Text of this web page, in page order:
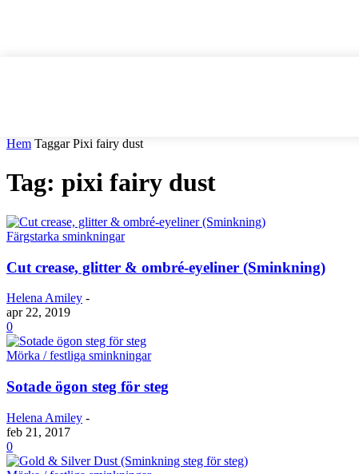
Hem Taggar Pixi fairy dust
Tag: pixi fairy dust
Färgstarka sminkningar
Cut crease, glitter & ombré-eyeliner (Sminkning)
Helena Amiley -
apr 22, 2019
0
Mörka / festliga sminkningar
Sotade ögon steg för steg
Helena Amiley -
feb 21, 2017
0